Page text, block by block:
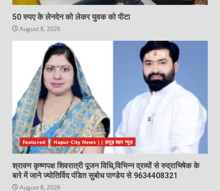
50 रुपए के लेनदेन को लेकर युवक को पीटा
August 8, 2026
Featured Hapur City News || हापुड़ शहर न्यूज़
श्रावण कृष्णपक्ष शिवरात्री पूजन विधि,विभिन्न द्रव्यों से रुद्राभिषेक के
बारे में जाने ज्योतिर्विद पंडित सुबोध पाण्डेय से 9634408321
August 8, 2026